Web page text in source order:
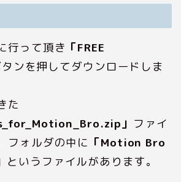
行って頂き 「FREE
ンを押してダウンロードしま
た
」 ファイ
フォルダの中に 「Motion Bro
というファイルがあります。